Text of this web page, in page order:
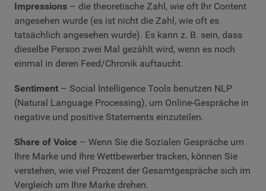
Impressions – die theoretische Zahl, wie oft Ihr Content
angesehen wurde (es ist nicht die Zahl, wie oft es
tatsächlich angesehen wurde). Es kann z. B. sein, dass
dieselbe Person zwei Mal gezählt wird, wenn es noch
einmal in deren Feed/Chronik auftaucht.
Sentiment – Social Intelligence Tools benutzen NLP
(Natural Language Processing), um Online-Gespräche in
negative und positive Statements einzuteilen.
Share of Voice – Wenn Sie die Sozialen Gespräche um
Ihre Marke und Ihre Wettbewerber tracken, können Sie
verstehen, wie viel Prozent der Gesamtgespräche sich im
Vergleich um Ihre Marke drehen.